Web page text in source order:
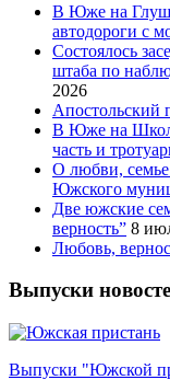
В Юже на
автодороги с
Состоялось
штаба по
2026
Апостольский
В Юже на
часть и
О любви, семье
Южского
Две южские
верность” 8
Любовь,
Выпуски
Выпуски "Южской